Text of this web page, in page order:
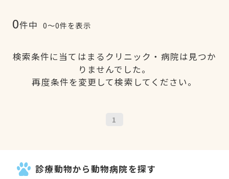
0件中 0〜0件を表示
検索条件に当てはまるクリニック・病院は見つか
りませんでした。
再度条件を変更して検索してください。
1
診療動物から動物病院を探す